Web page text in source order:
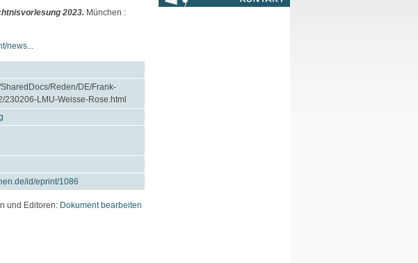
2023. München :
news...
Reden/DE/Frank-
LMU-Weisse-Rose.html
id/eprint/1086
und Editoren: Dokument bearbeiten